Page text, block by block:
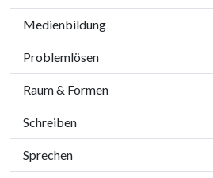
Medienbildung
Problemlösen
Raum & Formen
Schreiben
Sprechen